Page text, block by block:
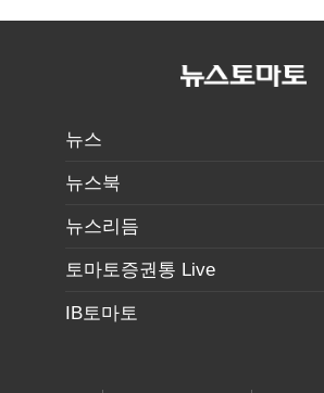
뉴스
뉴스북
뉴스리듬
토마토증권통 Live
IB토마토